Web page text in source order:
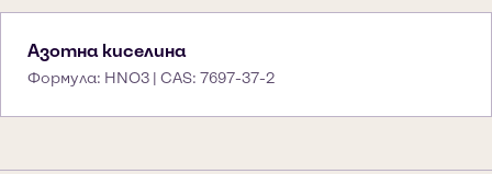
Азотна киселина
Формула: HNO3 | CAS: 7697-37-2